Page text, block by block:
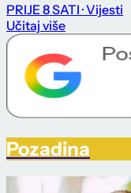
PRIJE 8 SATI · Vijesti
Učitaj više
Pozadina